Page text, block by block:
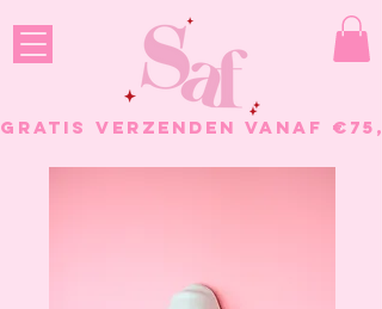
GRATIS VERZENDEN VANAF